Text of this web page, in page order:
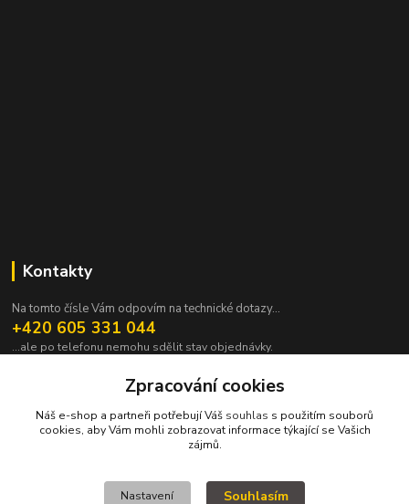
Kontakty
Na tomto čísle Vám odpovím na technické dotazy...
+420 605 331 044
...ale po telefonu nemohu sdělit stav objednávky.
pavek@janpavek.comZpracování cookies
Náš e-shop a partneři potřebují Váš souhlas s použitím souborů
cookies, aby Vám mohli zobrazovat informace týkající se Vašich
zájmů.
Nastavení Souhlasím